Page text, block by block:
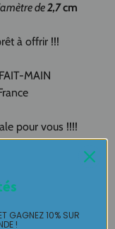
de2,7cm
à offrir !!!
MAIN
pour vous !!!!
IKEYA : du jamais
et s'en pare ….
!
GAGNEZ 10% SUR
!